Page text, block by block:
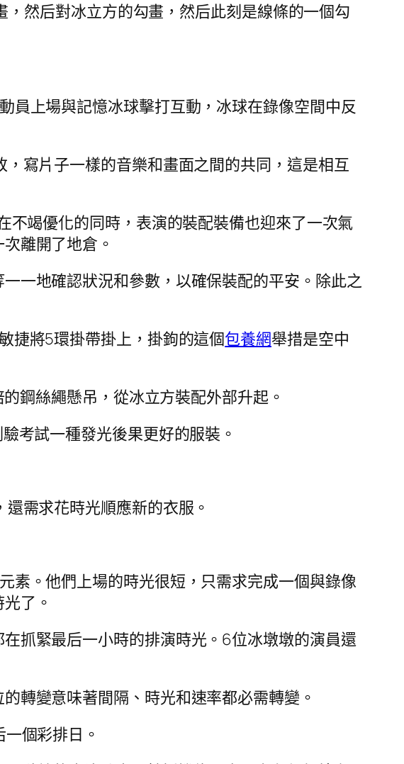
然后對冰立方的勾畫，然后此刻是線條的一個勾
員上場與記憶冰球擊打互動，冰球在錄像空間中反
寫片子一樣的音樂和畫面之間的共同，這是相互
不竭優化的同時，表演的裝配裝備也迎來了一次氣
離開了地倉。
一地確認狀況和參數，以確保裝配的平安。除此之
捷將5環掛帶掛上，掛鉤的這個包養網舉措是空中
鋼絲繩懸吊，從冰立方裝配外部升起。
考試一種發光後果更好的服裝。
需求花時光順應新的衣服。
素。他們上場的時光很短，只需求完成一個與錄像
了。
抓緊最后一小時的排演時光。6位冰墩墩的演員還
轉變意味著間隔、時光和速率都必需轉變。
個彩排日。